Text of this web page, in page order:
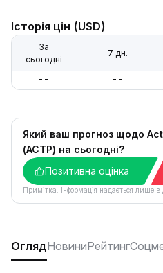
Історія цін (USD)
За
сьогодні
7 дн.
-- --
Який ваш прогноз щодо
(ACTP) на сьогодні?
Позитивна оцінка
Примітка. Інформація надається лише в
ОглядНовиниРейтинг